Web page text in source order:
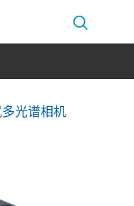
光谱相机